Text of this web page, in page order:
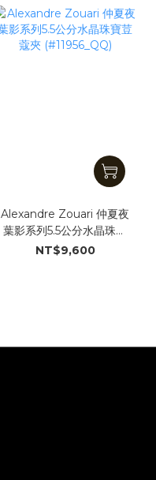
Alexandre Zouari 仲夏夜
葉影系列5.5公分水晶珠寶
荳蔻夾 (#11956_QQ)
NT$9,600